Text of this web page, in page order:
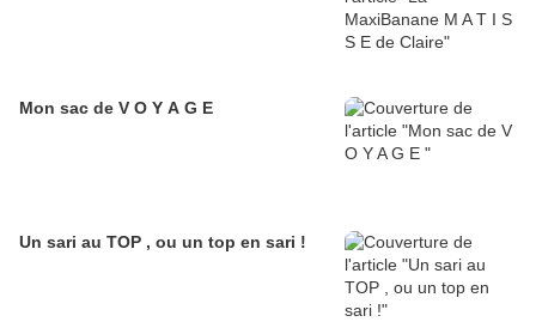
Mon sac de V O Y A G E
Un sari au TOP , ou un top en sari !